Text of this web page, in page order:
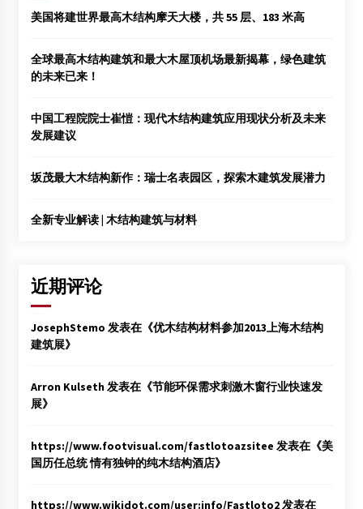
美国将建世界最高木结构摩天大楼，共 55 层、183 米高
全球最高木结构建筑和最大木屋顶机场最新揭幕，绿色建筑
的未来已来！
中国工程院院士崔愷：现代木结构建筑应用现状分析及未来
发展建议
坂茂最大木结构新作：瑞士名表园区，探索木建筑发展潜力
全新专业解读 | 木结构建筑与材料
近期评论
JosephStemo 发表在《优木结构材料参加2013上海木结构
建筑展》
Arron Kulseth发表在《节能环保需求刺激木窗行业快速发
展》
https://www.footvisual.com/fastlotoazsitee 发表在《美
国历任总统 情有独钟的纯木结构酒店》
https://www.wikidot.com/user:info/Fastloto2发表在